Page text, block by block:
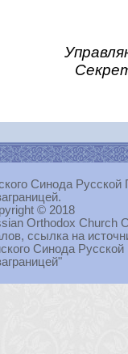
Синода Русской
© 2018
Orthodox Church
ссылка на
Синода